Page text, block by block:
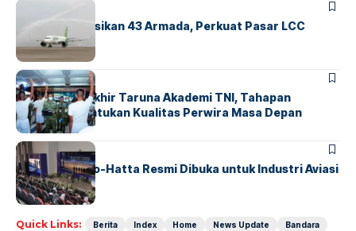
BANDARA
Citilink Operasikan 43 Armada, Perkuat Pasar LCC
Nasional
BERITA
Sidang Pantukhir Taruna Akademi TNI, Tahapan
Strategis Tentukan Kualitas Perwira Masa Depan
BANDARA BERITA
IALC Soekarno-Hatta Resmi Dibuka untuk Industri Aviasi
Dunia
Quick Links: Berita Index Home News Update
Bandara